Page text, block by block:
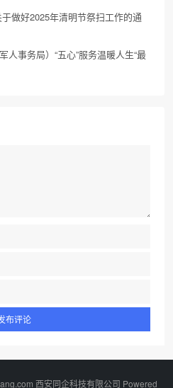
做好2025年清明节祭扫工作的通
人事务局）“五心”服务温暖人生“最
西安同企科技有限公司 Powered